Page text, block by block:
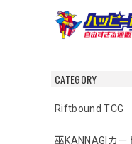
CATEGORY
Riftbound TCG
巫KANNAGIカー